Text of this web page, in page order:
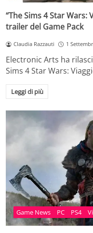
“The Sims 4 Star Wars:
trailer del Game Pack
Claudia Razzauti 1
Electronic Arts ha
Sims 4 Star Wars:
Leggi di più
Game News PC PS4